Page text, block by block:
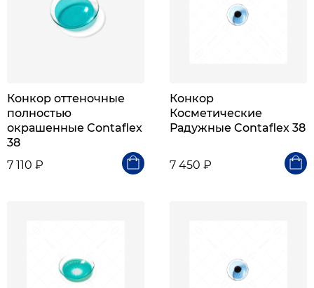
Конкор оттеночные
полностью
окрашенные Contaflex
38
7 110 ₽
Конкор
Косметические
Радужные Contaflex 38
7 450 ₽